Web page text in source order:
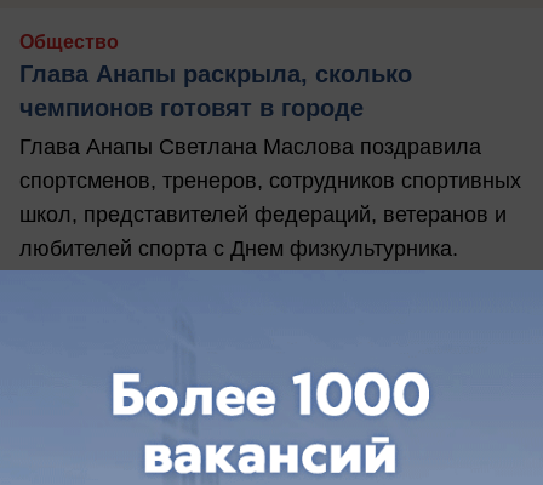
Общество
Глава Анапы раскрыла, сколько
чемпионов готовят в городе
Глава Анапы Светлана Маслова поздравила
спортсменов, тренеров, сотрудников спортивных
школ, представителей федераций, ветеранов и
любителей спорта с Днем физкультурника.